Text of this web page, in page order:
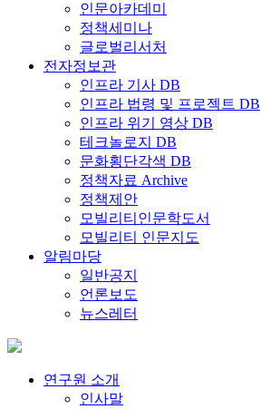
인문아카데미
정책세미나
글로벌리서처
전자정보관
인프라 기사 DB
인프라 법령 및 프로젝트 DB
인프라 위기 영상 DB
테크놀로지 DB
문화횡단각색 DB
정책자료 Archive
정책제안
모빌리티인문학도서
모빌리티 인문지도
알림마당
일반공지
언론보도
뉴스레터
연구원 소개
인사말